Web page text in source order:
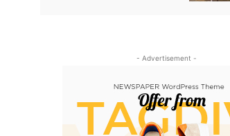
- Advertisement -